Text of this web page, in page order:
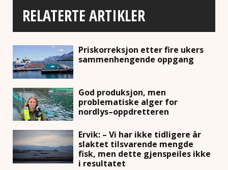
RELATERTE ARTIKLER
Priskorreksjon etter fire ukers
sammenhengende oppgang
God produksjon, men
problematiske alger for
nordlys–oppdretteren
Ervik: – Vi har ikke tidligere år
slaktet tilsvarende mengde
fisk, men dette gjenspeiles ikke
i resultatet